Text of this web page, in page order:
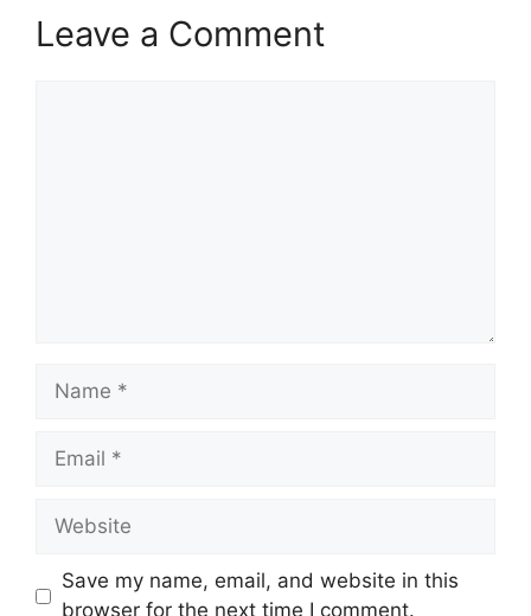
Leave a Comment
Name
Email
Website
Save my name, email, and website in this
browser for the next time I comment.